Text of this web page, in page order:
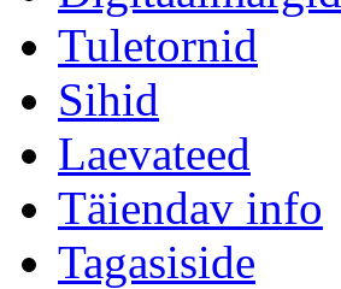
Tuletornid
Sihid
Laevateed
Täiendav info
Tagasiside